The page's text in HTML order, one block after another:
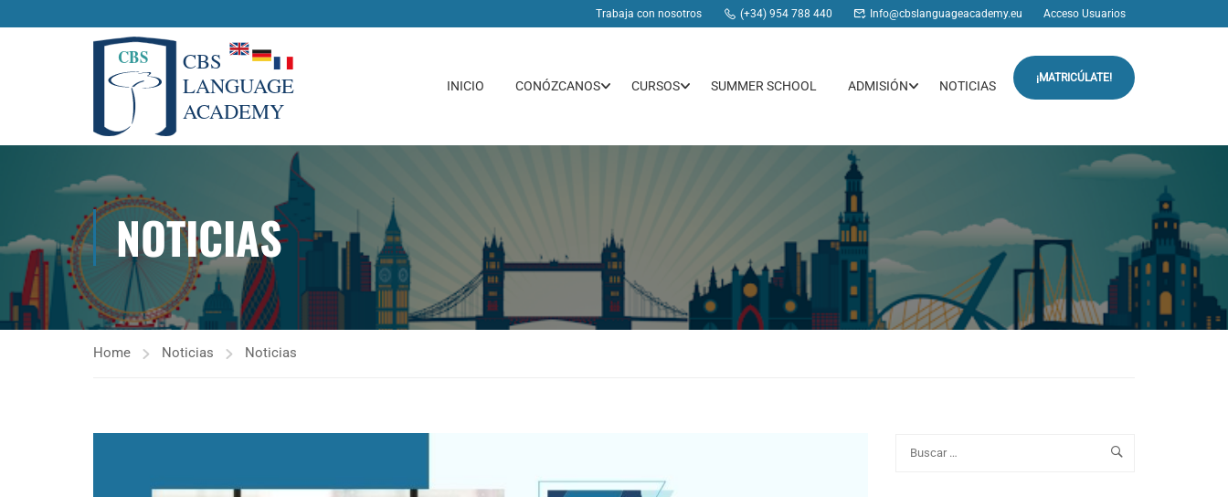
Trabaja con nosotros (+34) 954 788 440 Info@cbslanguageacademy.eu Acceso Usuarios
INICIO CONÓZCANOS CURSOS SUMMER SCHOOL ADMISIÓN NOTICIAS
¡MATRICÚLATE!
NOTICIAS
Home Noticias Noticias